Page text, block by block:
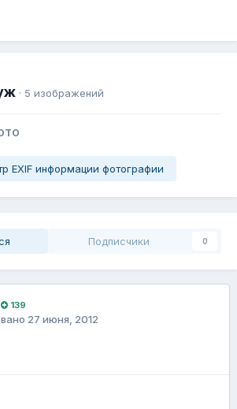
· 5 изображений
EXIF информации фотографии
Подписчики 0
139
27 июня, 2012